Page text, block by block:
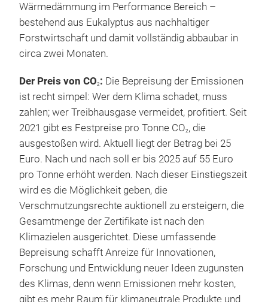
Wärmedämmung im Performance Bereich –
bestehend aus Eukalyptus aus nachhaltiger
Forstwirtschaft und damit vollständig abbaubar in
circa zwei Monaten.
Der Preis von CO2 : Die Bepreisung der Emissionen
ist recht simpel: Wer dem Klima schadet, muss
zahlen; wer Treibhausgase vermeidet, profitiert. Seit
2021 gibt es Festpreise pro Tonne CO2 , die
ausgestoßen wird. Aktuell liegt der Betrag bei 25
Euro. Nach und nach soll er bis 2025 auf 55 Euro
pro Tonne erhöht werden. Nach dieser Einstiegszeit
wird es die Möglichkeit geben, die
Verschmutzungsrechte auktionell zu ersteigern, die
Gesamtmenge der Zertifikate ist nach den
Klimazielen ausgerichtet. Diese umfassende
Bepreisung schafft Anreize für Innovationen,
Forschung und Entwicklung neuer Ideen zugunsten
des Klimas, denn wenn Emissionen mehr kosten,
gibt es mehr Raum für klimaneutrale Produkte und